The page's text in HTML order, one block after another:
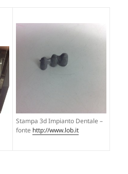
Stampa 3d Impianto Dentale –
fonte http://www.lob.it